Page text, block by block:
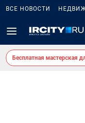
ВСЕ НОВОСТИ
Бесплатная мастерская